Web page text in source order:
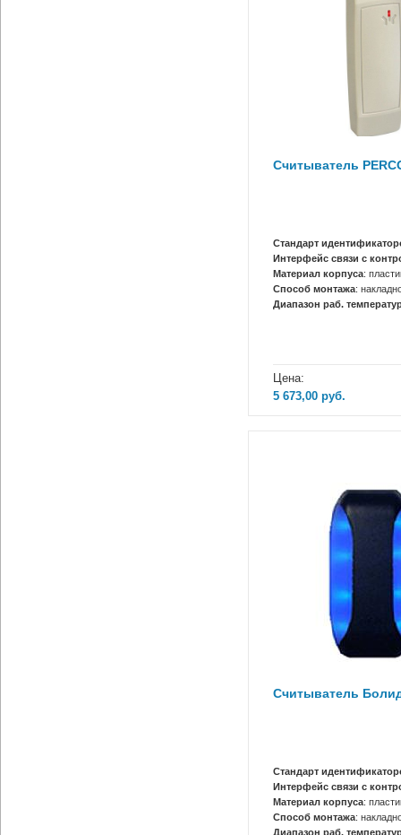
Считыватель
Стандарт
Интерфейс связи с
Материал корпуса:
Способ монтажа:
Диапазон раб.
Цена:
5 673,00 руб.
Считыватель
Стандарт
Интерфейс связи с
Материал корпуса:
Способ монтажа:
Диапазон раб.